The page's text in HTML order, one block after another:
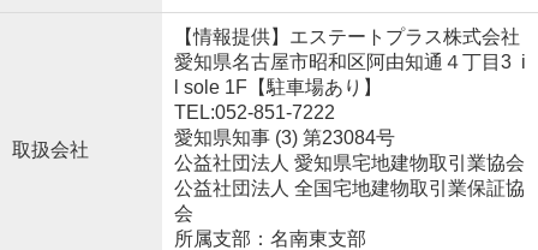
取扱会社
【情報提供】エステートプラス株式会社
愛知県名古屋市昭和区阿由知通４丁目3 i
l sole 1F【駐車場あり】
TEL:052-851-7222
愛知県知事 (3) 第23084号
公益社団法人 愛知県宅地建物取引業協会
公益社団法人 全国宅地建物取引業保証協
会
所属支部：名南東支部